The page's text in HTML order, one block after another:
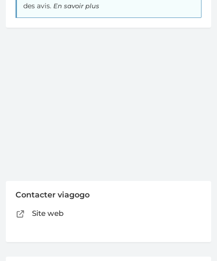
des avis. En savoir plus
Contacter viagogo
Site web